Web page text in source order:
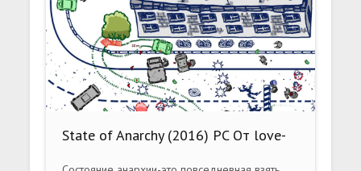
State of Anarchy (2016) PC От love-